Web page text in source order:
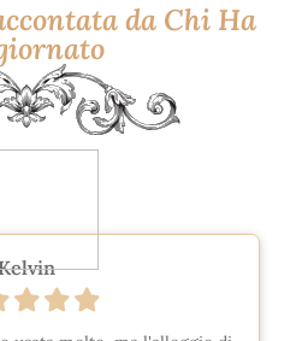
da Chi Ha